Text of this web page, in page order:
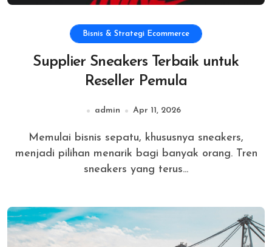
Bisnis & Strategi Ecommerce
Supplier Sneakers Terbaik untuk
Reseller Pemula
admin Apr 11, 2026
Memulai bisnis sepatu, khususnya sneakers,
menjadi pilihan menarik bagi banyak orang. Tren
sneakers yang terus...